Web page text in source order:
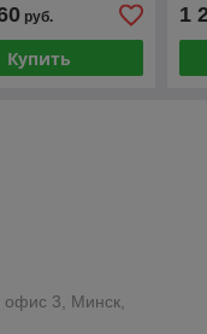
с триплексом
руб.
Купить
1
офис 3, Минск,